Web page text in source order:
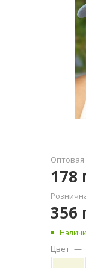
Оптовая
178
356
Цвет —